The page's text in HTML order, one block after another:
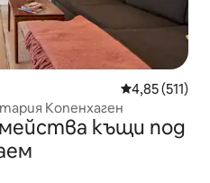
Средна
4,85 (511)
Копенхаген
къщи под